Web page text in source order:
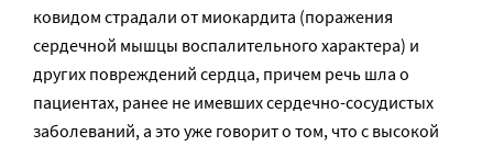
ковидом страдали от миокардита (поражения
сердечной мышцы воспалительного характера) и
других повреждений сердца, причем речь шла о
пациентах, ранее не имевших сердечно-сосудистых
заболеваний, а это уже говорит о том, что с высокой